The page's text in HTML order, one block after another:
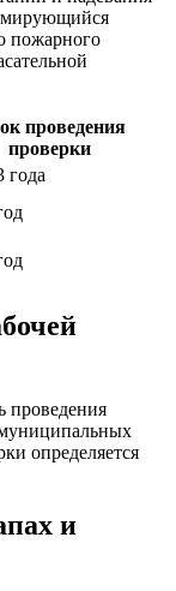
пожарного
проведения
проверки
года
проведения
определяется
и